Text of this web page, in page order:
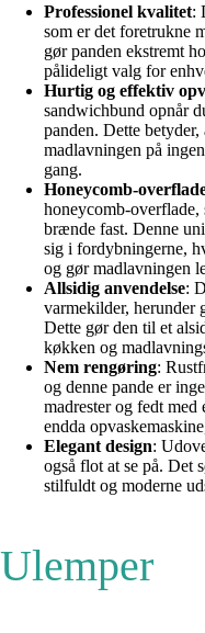
Professionel kvalitet:
som er det foretrukne
gør panden ekstremt
pålideligt valg for
Hurtig og effektiv
sandwichbund opnår
panden. Dette
madlavningen på
gang.
Honeycomb-
honeycomb-
brænde fast. Denne
sig i fordybningerne,
og gør madlavningen
Allsidig anvendelse:
varmekilder, herunder
Dette gør den til et
køkken og
Nem rengøring:
og denne pande er
madrester og fedt med
endda
Elegant design:
også flot at se på. Det
stilfuldt og moderne
Ulemper